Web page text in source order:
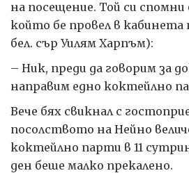
на посещение. Той си спомни
който бе провел в кабинета
бел. сър Уилям Харпъм):
– Ник, преди да говорим за
направим едно коктейлно
Вече бях свикнал с
посолството на Нейно
коктейлно парти в 11
ден беше малко прекалено.